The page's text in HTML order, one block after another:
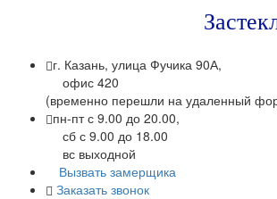
г. Казань, улица Фучика 90А,
офис 420
(временно перешли на удаленный
пн-пт с 9.00 до 20.00,
сб с 9.00 до 18.00
вс выходной
Вызвать замерщика
Заказать звонок